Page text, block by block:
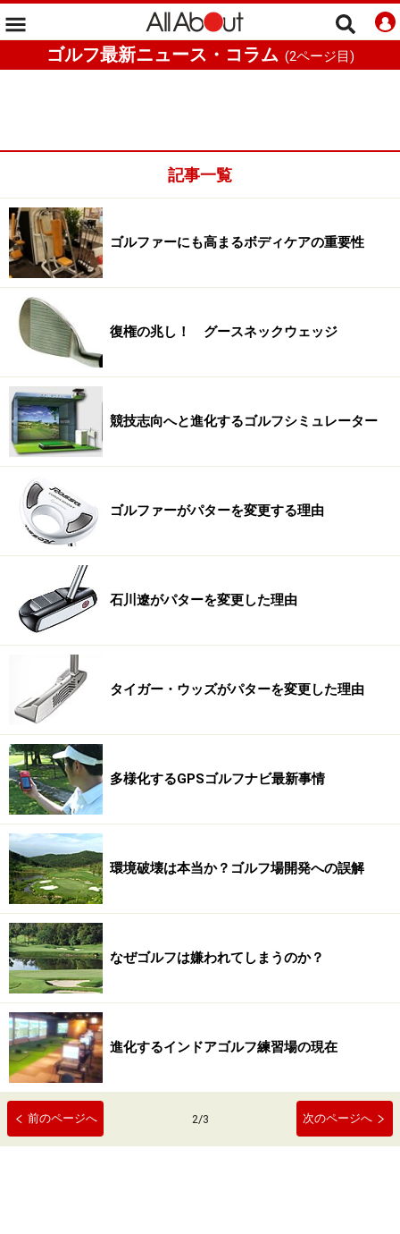
ゴルフ最新ニュース・コラム (2ページ目)
記事一覧
ゴルファーにも高まるボディケアの重要性
復権の兆し！ グースネックウェッジ
競技志向へと進化するゴルフシミュレーター
ゴルファーがパターを変更する理由
石川遼がパターを変更した理由
タイガー・ウッズがパターを変更した理由
多様化するGPSゴルフナビ最新事情
環境破壊は本当か？ゴルフ場開発への誤解
なぜゴルフは嫌われてしまうのか？
進化するインドアゴルフ練習場の現在
前のページへ 2/3 次のページへ